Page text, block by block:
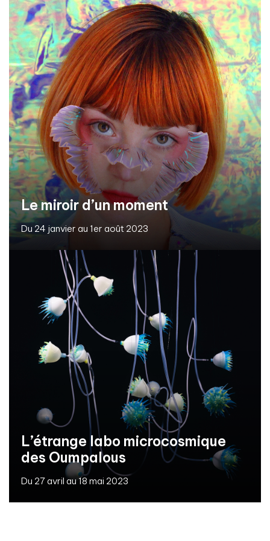
Le miroir d’un moment
Du 24 janvier au 1er août 2023
L’étrange labo microcosmique
des Oumpalous
Du 27 avril au 18 mai 2023